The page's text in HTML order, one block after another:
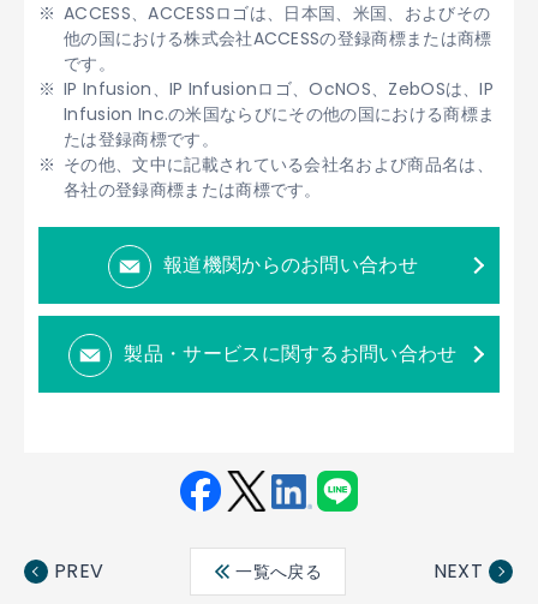
ACCESS、ACCESSロゴは、日本国、米国、およびその
他の国における株式会社ACCESSの登録商標または商標
です。
IP Infusion、IP Infusionロゴ、OcNOS、ZebOSは、IP
Infusion Inc.の米国ならびにその他の国における商標ま
たは登録商標です。
その他、文中に記載されている会社名および商品名は、
各社の登録商標または商標です。
報道機関からのお問い合わせ
製品・サービスに関するお問い合わせ
ebo ter
edin
PREV 一覧へ戻る NEXT